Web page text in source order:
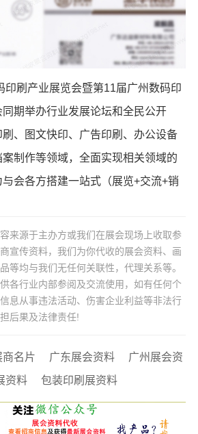
印刷产业展览会暨第11届广州数码印
期举办行业发展论坛和全民公开
、图文快印、广告印刷、办公设备
制作等领域，全面实现相关领域的
会各方搭建一站式（展览+交流+销
来源于主办方或我们在展会现场上收取参
宣传资料，我们为你代收的展会资料、画
等均与我们无任何关联性，代理关系等。
各行业内部参阅及交流使用，如有任何个
息从事违法活动、伤害企业利益等非法行
后果及法律责任!
商名片 广东展会资料
广州展会资
资料 包装印刷展资料